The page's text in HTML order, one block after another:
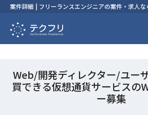
案件詳細 | フリーランスエンジニアの案件・求人な
Web/開発ディレクター/ユー
買できる仮想通貨サービスの
ー募集